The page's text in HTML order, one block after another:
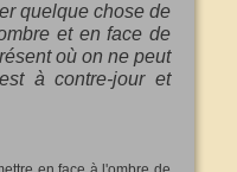
quelque chose de
et en face de
où on ne peut
à contre-jour et